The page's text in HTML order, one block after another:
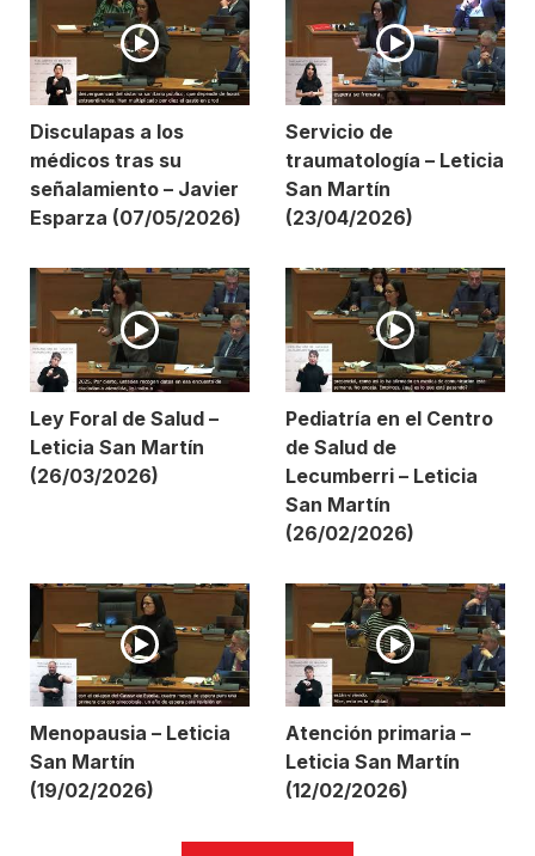
Disculapas a los
médicos tras su
señalamiento – Javier
Esparza (07/05/2026)
Servicio de
traumatología – Leticia
San Martín
(23/04/2026)
Ley Foral de Salud –
Leticia San Martín
(26/03/2026)
Pediatría en el Centro
de Salud de
Lecumberri – Leticia
San Martín
(26/02/2026)
Menopausia – Leticia
San Martín
(19/02/2026)
Atención primaria –
Leticia San Martín
(12/02/2026)